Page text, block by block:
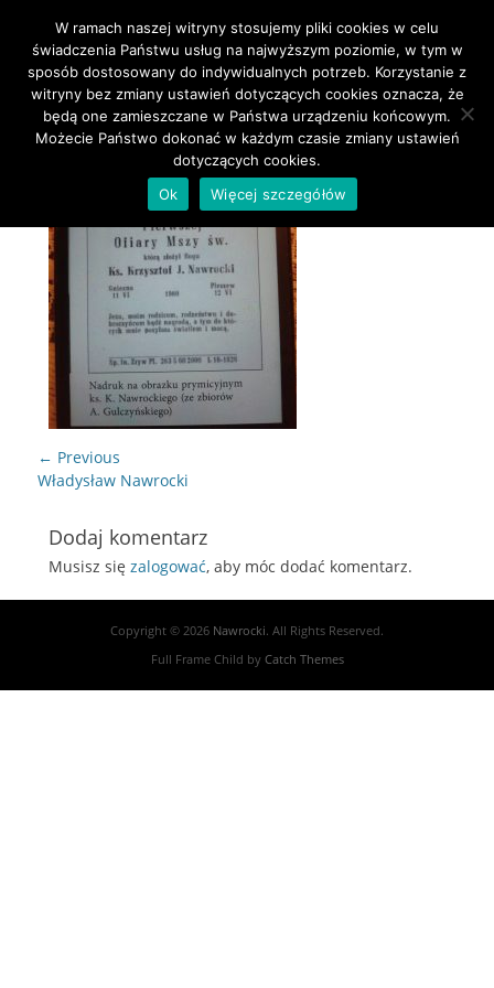
Primary Menu
Skip
to
content
Nawigacja
wpisu
← Previous
Previous
Władysław Nawrocki
Dodaj komentarz
Musisz się zalogować, aby móc dodać komentarz.
Copyright © 2026 Nawrocki. All Rights Reserved.
Full Frame Child by Catch Themes
W ramach naszej witryny stosujemy pliki cookies w celu
świadczenia Państwu usług na najwyższym poziomie, w tym w
sposób dostosowany do indywidualnych potrzeb. Korzystanie z
witryny bez zmiany ustawień dotyczących cookies oznacza, że
będą one zamieszczane w Państwa urządzeniu końcowym.
Możecie Państwo dokonać w każdym czasie zmiany ustawień
dotyczących cookies.
Ok
Więcej szczegółów